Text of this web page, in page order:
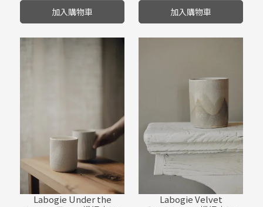
加入購物車 加入購物車
Labogie Under the
Labogie Velvet